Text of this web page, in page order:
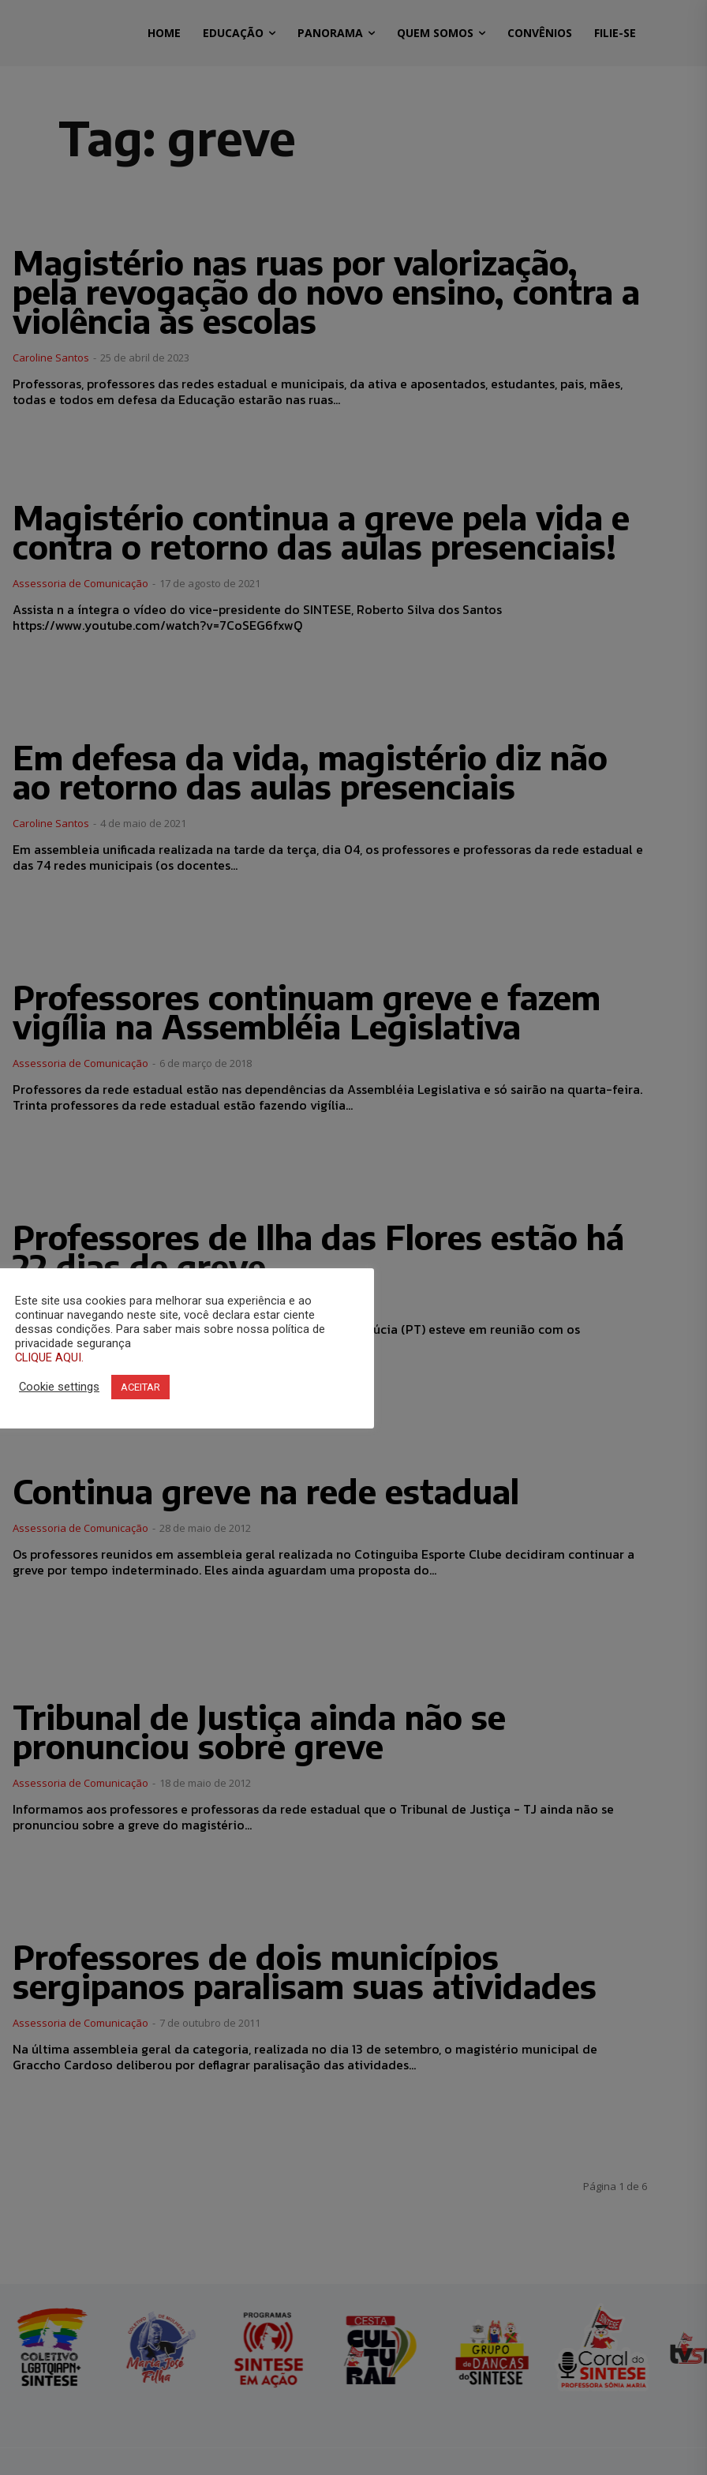
HOME EDUCAÇÃO PANORAMA QUEM SOMOS CONVÊNIOS FILIE-SE
Tag: greve
Magistério nas ruas por valorização,
pela revogação do novo ensino, contra a
violência às escolas
Caroline Santos - 25 de abril de 2023
Professoras, professores das redes estadual e municipais, da ativa e aposentados, estudantes, pais, mães,
todas e todos em defesa da Educação estarão nas ruas...
Magistério continua a greve pela vida e
contra o retorno das aulas presenciais!
Assessoria de Comunicação - 17 de agosto de 2021
Assista n a íntegra o vídeo do vice-presidente do SINTESE, Roberto Silva dos Santos
https://www.youtube.com/watch?v=7CoSEG6fxwQ
Em defesa da vida, magistério diz não
ao retorno das aulas presenciais
Caroline Santos - 4 de maio de 2021
Em assembleia unificada realizada na tarde da terça, dia 04, os professores e professoras da rede estadual e
das 74 redes municipais (os docentes...
Professores continuam greve e fazem
vigília na Assembléia Legislativa
Assessoria de Comunicação - 6 de março de 2018
Professores da rede estadual estão nas dependências da Assembléia Legislativa e só sairão na quarta-feira.
Trinta professores da rede estadual estão fazendo vigília...
Professores de Ilha das Flores estão há
22 dias de greve
Assessoria de Comunicação - 24 de setembro de 2013
Na manhã desta segunda-feira, 23, a deputada estadual Ana Lúcia (PT) esteve em reunião com os
professores e professoras da...
Continua greve na rede estadual
Assessoria de Comunicação - 28 de maio de 2012
Os professores reunidos em assembleia geral realizada no Cotinguiba Esporte Clube decidiram continuar a
greve por tempo indeterminado. Eles ainda aguardam uma proposta do...
Tribunal de Justiça ainda não se
pronunciou sobre greve
Assessoria de Comunicação - 18 de maio de 2012
Informamos aos professores e professoras da rede estadual que o Tribunal de Justiça - TJ ainda não se
pronunciou sobre a greve do magistério...
Professores de dois municípios
sergipanos paralisam suas atividades
Assessoria de Comunicação - 7 de outubro de 2011
Na última assembleia geral da categoria, realizada no dia 13 de setembro, o magistério municipal de
Graccho Cardoso deliberou por deflagrar paralisação das atividades...
Página 1 de 6
Este site usa cookies para melhorar sua experiência e ao
continuar navegando neste site, você declara estar ciente
dessas condições. Para saber mais sobre nossa política de
privacidade segurança
CLIQUE AQUI.
Cookie settings ACEITAR